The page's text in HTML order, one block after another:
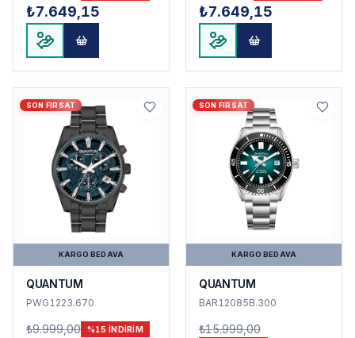
₺7.649,15 ₺7.649,15
SON FIRSAT
KARGO BEDAVA
QUANTUM
PWG1223.670
₺9.999,00 %15INDIRIM
SON FIRSAT
KARGO BEDAVA
QUANTUM
BAR12085B.300
₺15.999,00